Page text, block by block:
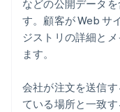
などの公開データ
す。顧客が Web サ
ジストリの詳細と
ます。
会社が注文を送信
ている場所と一致